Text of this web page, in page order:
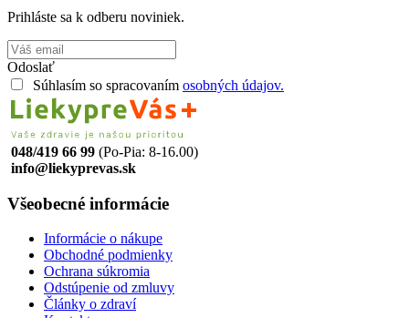
Prihláste sa k odberu noviniek.
Odoslať
Súhlasím so spracovaním osobných údajov.
048/419 66 99 (Po-Pia: 8-16.00)
info@liekyprevas.sk
Všeobecné informácie
Informácie o nákupe
Obchodné podmienky
Ochrana súkromia
Odstúpenie od zmluvy
Články o zdraví